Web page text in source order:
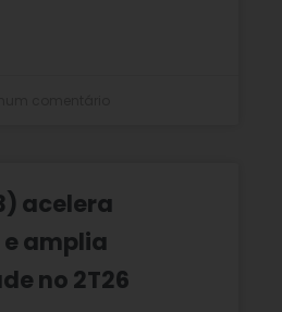
acelera
amplia
no 2T26